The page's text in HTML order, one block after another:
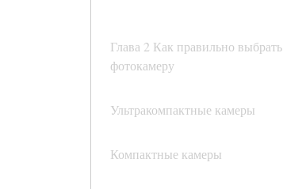
Глава 2 Как правильно выбрать
фотокамеру
Ультракомпактные камеры
Компактные камеры